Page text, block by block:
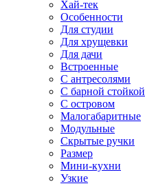
Хай-тек
Особенности
Для студии
Для хрущевки
Для дачи
Встроенные
С антресолями
С барной стойкой
С островом
Малогабаритные
Модульные
Скрытые ручки
Размер
Мини-кухни
Узкие